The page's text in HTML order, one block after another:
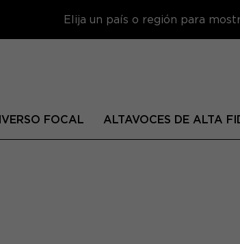
Elija un país o región para
FOCAL ALTAVOCES DE ALTA